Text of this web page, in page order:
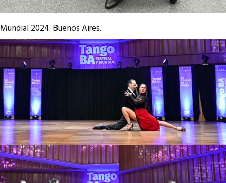
Mundial 2024. Buenos Aires.